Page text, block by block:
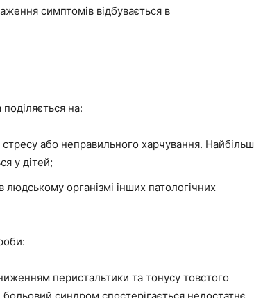
симптомів відбувається в
на:
або неправильного харчування. Найбільш
у дітей;
організмі інших патологічних
перистальтики та тонусу товстого